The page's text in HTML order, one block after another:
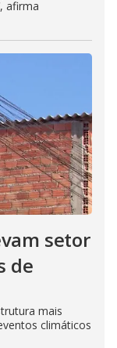
afirma
setor
de
mais
climáticos